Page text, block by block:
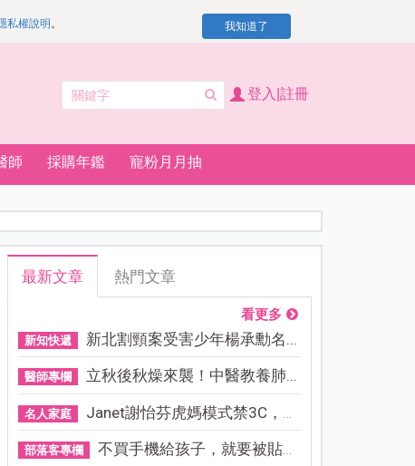
私權說明 。 我知道了
登入|註冊
師 採購年鑑 寵粉月月抽
最新文章 熱門文章
看更多
新知快遞 新北割頸案受害少年楊承勳名...
醫師專欄 立秋後秋燥來襲！中醫教養肺...
名人家庭 Janet謝怡芬虎媽模式禁3C，看...
部落客專欄 不買手機給孩子，就要被貼「...